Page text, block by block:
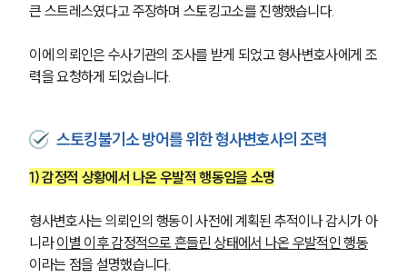
큰 스트레스였다고 주장하며 스토킹고소를 진행했습니다.
이에 의뢰인은 수사기관의 조사를 받게 되었고 형사변호사에게 조
력을 요청하게 되었습니다.
스토킹불기소 방어를 위한 형사변호사의 조력
1) 감정적 상황에서 나온 우발적 행동임을 소명
형사변호사는 의뢰인의 행동이 사전에 계획된 추적이나 감시가 아
니라 이별 이후 감정적으로 흔들린 상태에서 나온 우발적인 행동
이라는 점을 설명했습니다.